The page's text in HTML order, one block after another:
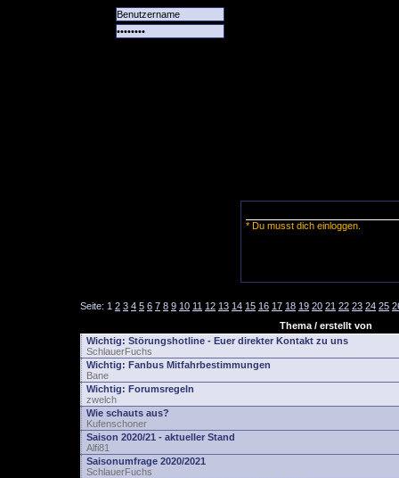
* Du musst dich einloggen.
Seite: 1 2 3 4 5 6 7 8 9 10 11 12 13 14 15 16 17 18 19 20 21 22 23 24 25
Thema / erstellt von
Wichtig: Störungshotline - Euer direkter Kontakt zu uns
SchlauerFuchs
Wichtig: Fanbus Mitfahrbestimmungen
Bane
Wichtig: Forumsregeln
zwelch
Wie schauts aus?
Kufenschoner
Saison 2020/21 - aktueller Stand
Alfi81
Saisonumfrage 2020/2021
SchlauerFuchs